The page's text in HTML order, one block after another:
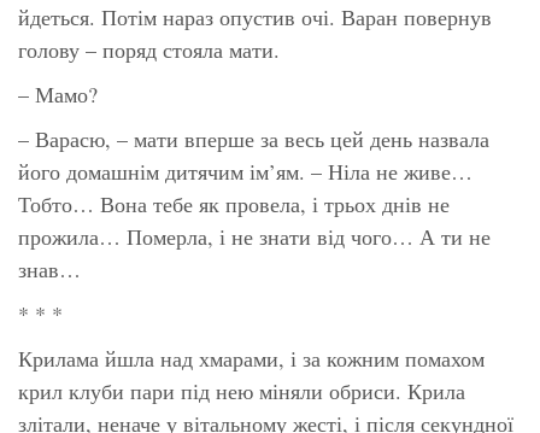
йдеться. Потім нараз опустив очі. Варан повернув
голову – поряд стояла мати.
– Мамо?
– Варасю, – мати вперше за весь цей день назвала
його домашнім дитячим ім’ям. – Ніла не живе…
Тобто… Вона тебе як провела, і трьох днів не
прожила… Померла, і не знати від чого… А ти не
знав…
* * *
Крилама йшла над хмарами, і за кожним помахом
крил клуби пари під нею міняли обриси. Крила
злітали, неначе у вітальному жесті, і після секундної